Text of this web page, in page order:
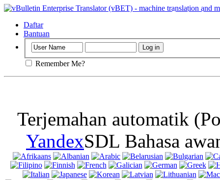
Penting:
Daftar
Bantuan
Remember Me?
Terjemahan automatik
YandexSDL Bahasa